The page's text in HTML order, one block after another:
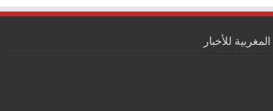
المغربية للأخبار